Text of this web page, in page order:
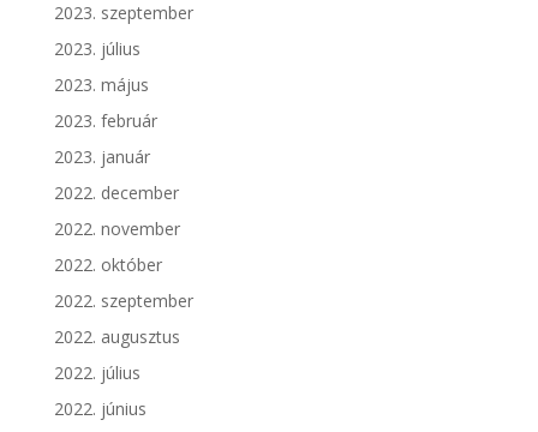
2023. szeptember
2023. július
2023. május
2023. február
2023. január
2022. december
2022. november
2022. október
2022. szeptember
2022. augusztus
2022. július
2022. június